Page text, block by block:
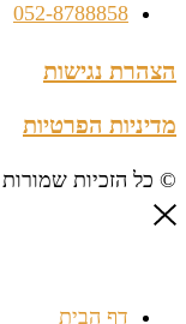
052-8788858
הצהרת נגישות
מדיניות הפרטיות
© כל הזכיות
דף הבית